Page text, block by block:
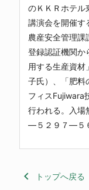
のＫＫＲホテル
講演会を開催す
農産安全管理課
登録認証機関か
用する生産資
子氏）、「肥料
フィスFujiwara
行われる。入場
―５２９７―５
keyboard_arrow_left トップへ戻る